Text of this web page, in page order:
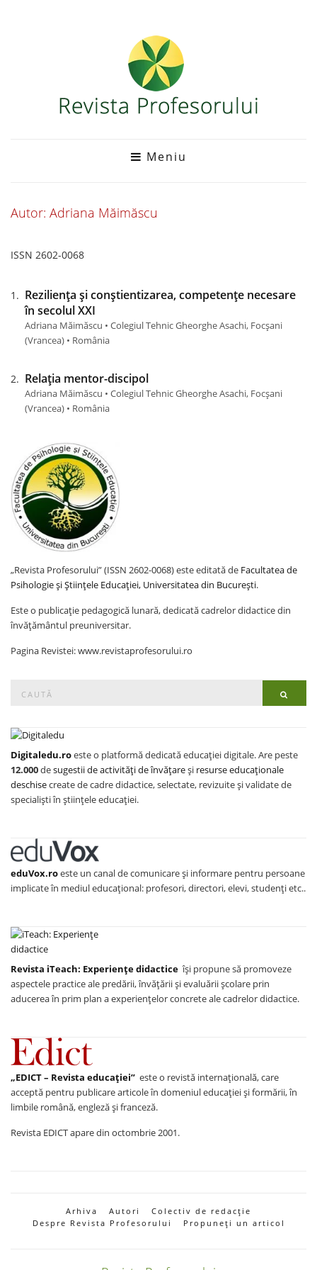
Meniu
Autor: Adriana Măimăscu
ISSN 2602-0068
Reziliența și conștientizarea, competențe necesare
în secolul XXI
Adriana Măimăscu • Colegiul Tehnic Gheorghe Asachi, Focșani
(Vrancea) • România
Relația mentor-discipol
Adriana Măimăscu • Colegiul Tehnic Gheorghe Asachi, Focșani
(Vrancea) • România
„Revista Profesorului” (ISSN 2602-0068) este editată de Facultatea de
Psihologie și Științele Educației, Universitatea din București.
Este o publicație pedagogică lunară, dedicată cadrelor didactice din
învățământul preuniversitar.
Pagina Revistei: www.revistaprofesorului.ro
for:
Digitaledu.roeste o platformă dedicată educației digitale. Are peste
12.000desugestii de activități de învățareși resurse educaționale
deschisecreate de cadre didactice, selectate, revizuite și validate de
specialiști în științele educației.
eduVox.roeste un canal de comunicare și informare pentru persoane
implicate în mediul educațional: profesori, directori, elevi, studenți etc..
Revista iTeach: Experienţe didactice îşi propune să promoveze
aspectele practice ale predării, învăţării şi evaluării şcolare prin
aducerea în prim plan a experienţelor concrete ale cadrelor didactice.
„EDICT – Revista educației” este o revistă internațională, care
acceptă pentru publicare articole în domeniul educației și formării, în
limbile română, engleză și franceză.
Revista EDICT apare din octombrie 2001.
Arhiva Autori
Colectiv de redacție
Despre Revista Profesorului
Propuneți un articol